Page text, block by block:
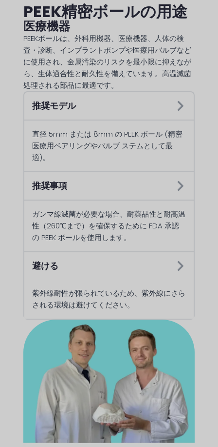
PEEK精密ボールの用途
医療機器
PEEKボールは、外科用機器、医療機器、人体の検
査・診断、インプラントポンプや医療用バルブなど
に使用され、金属汚染のリスクを最小限に抑えなが
ら、生体適合性と耐久性を備えています。高温滅菌
処理される部品に最適です。
推奨モデル
直径 5mm または 8mm の PEEK ボール (精密
医療用ベアリングやバルブ ステムとして最
適)。
推奨事項
ガンマ線滅菌が必要な場合、耐薬品性と耐高温
性（260℃まで）を確保するために FDA 承認
の PEEK ボールを使用します。
避ける
紫外線耐性が限られているため、紫外線にさら
される環境は避けてください。